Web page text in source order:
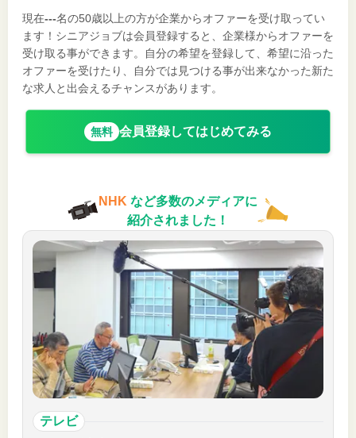
現在---名の50歳以上の方が企業からオファーを受け取ってい
ます！シニアジョブは会員登録すると、企業様からオファーを
受け取る事ができます。自分の希望を登録して、希望に沿った
オファーを受けたり、自分では見つける事が出来なかった新た
な求人と出会えるチャンスがあります。
無料 会員登録してはじめてみる
NHK など多数のメディアに
紹介されました！
テレビ